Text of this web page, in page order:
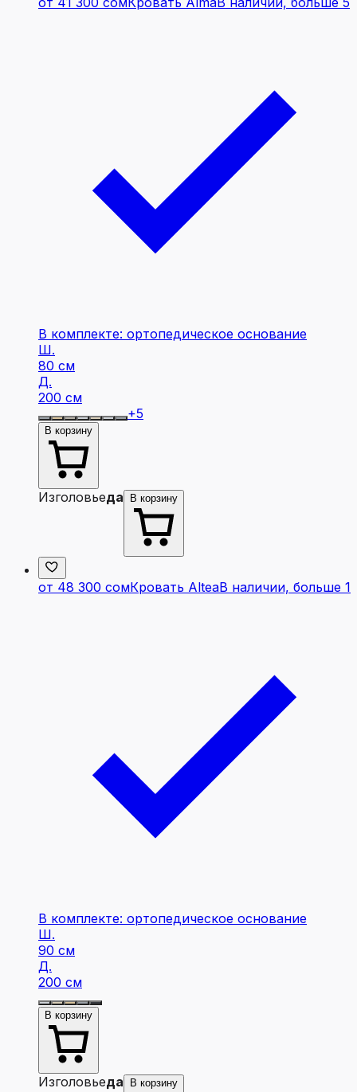
В комплекте: ортопедическое основание
Ш.
80 см
Д.
200 см
+5
В корзину
Изголовьеда В корзину
от 48 300 сомКровать AlteaВ наличии, больше 1
В комплекте: ортопедическое основание
Ш.
90 см
Д.
200 см
В корзину
Изголовьеда В корзину